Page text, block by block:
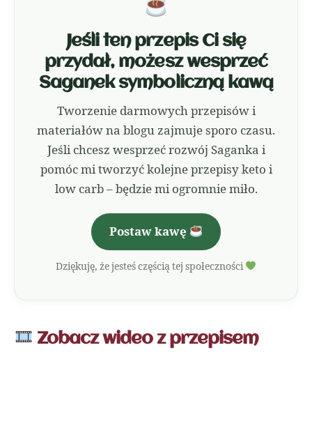
Jeśli ten przepis Ci się
przydał, możesz wesprzeć
Saganek symboliczną kawą
Tworzenie darmowych przepisów i
materiałów na blogu zajmuje sporo czasu.
Jeśli chcesz wesprzeć rozwój Saganka i
pomóc mi tworzyć kolejne przepisy keto i
low carb – będzie mi ogromnie miło.
Postaw kawę
Dziękuję, że jesteś częścią tej społeczności
Zobacz wideo z przepisem